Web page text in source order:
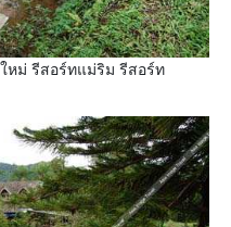
หม่ รีสอร์ทแม่ริม รีสอร์ท